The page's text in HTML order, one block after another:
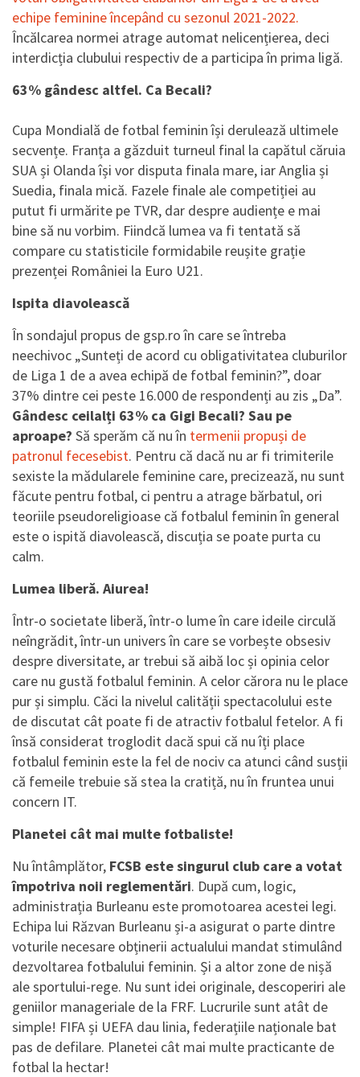
echipe feminine începând cu sezonul 2021-2022.
Încălcarea normei atrage automat nelicențierea, deci
interdicția clubului respectiv de a participa în prima ligă.
63% gândesc altfel. Ca Becali?
Cupa Mondială de fotbal feminin își derulează ultimele
secvențe. Franța a găzduit turneul final la capătul căruia
SUA și Olanda își vor disputa finala mare, iar Anglia și
Suedia, finala mică. Fazele finale ale competiției au
putut fi urmărite pe TVR, dar despre audiențe e mai
bine să nu vorbim. Fiindcă lumea va fi tentată să
compare cu statisticile formidabile reușite grație
prezenței României la Euro U21.
Ispita diavolească
În sondajul propus de gsp.ro în care se întreba
neechivoc „Sunteți de acord cu obligativitatea cluburilor
de Liga 1 de a avea echipă de fotbal feminin?”, doar
37% dintre cei peste 16.000 de respondenți au zis „Da”.
Gândesc ceilalți 63% ca Gigi Becali? Sau pe
aproape? Să sperăm că nu în termenii propuși de
patronul fecesebist. Pentru că dacă nu ar fi trimiterile
sexiste la mădularele feminine care, precizează, nu sunt
făcute pentru fotbal, ci pentru a atrage bărbatul, ori
teoriile pseudoreligioase că fotbalul feminin în general
este o ispită diavolească, discuția se poate purta cu
calm.
Lumea liberă. Aiurea!
Într-o societate liberă, într-o lume în care ideile circulă
neîngrădit, într-un univers în care se vorbește obsesiv
despre diversitate, ar trebui să aibă loc și opinia celor
care nu gustă fotbalul feminin. A celor cărora nu le place
pur și simplu. Căci la nivelul calității spectacolului este
de discutat cât poate fi de atractiv fotbalul fetelor. A fi
însă considerat troglodit dacă spui că nu îți place
fotbalul feminin este la fel de nociv ca atunci când susții
că femeile trebuie să stea la cratiță, nu în fruntea unui
concern IT.
Planetei cât mai multe fotbaliste!
Nu întâmplător, FCSB este singurul club care a votat
împotriva noii reglementări. După cum, logic,
administrația Burleanu este promotoarea acestei legi.
Echipa lui Răzvan Burleanu și-a asigurat o parte dintre
voturile necesare obținerii actualului mandat stimulând
dezvoltarea fotbalului feminin. Și a altor zone de nișă
ale sportului-rege. Nu sunt idei originale, descoperiri ale
geniilor manageriale de la FRF. Lucrurile sunt atât de
simple! FIFA și UEFA dau linia, federațiile naționale bat
pas de defilare. Planetei cât mai multe practicante de
fotbal la hectar!